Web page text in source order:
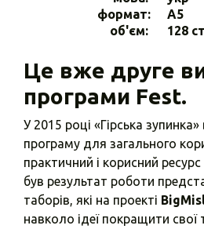
формат:
A5
об'єм:
128
Це вже друге
програми Fest.
У 2015 році «Гірська
програму для загального
практичний і корисний
був результат роботи
таборів, які на проекті
навколо ідеї покращити свої